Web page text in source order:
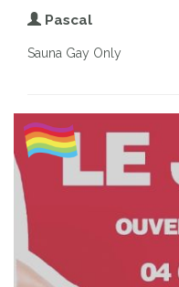
Pascal
Sauna Gay Only